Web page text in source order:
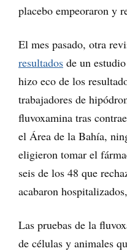
placebo empeoraron y
El mes pasado, otra
resultados de un
hizo eco de los
trabajadores de
fluvoxamina tras
el Área de la Bahía,
eligieron tomar el
seis de los 48 que
acabaron
Las pruebas de la
de células y animales